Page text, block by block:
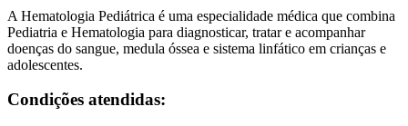
A Hematologia Pediátrica é uma especialidade médica que combina
Pediatria e Hematologia para diagnosticar, tratar e acompanhar
doenças do sangue, medula óssea e sistema linfático em crianças e
adolescentes.
Condições atendidas: